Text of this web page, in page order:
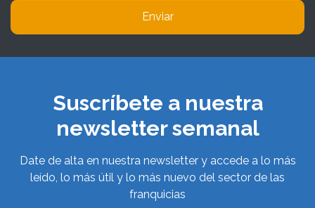
Enviar
Suscríbete a nuestra
newsletter semanal
Date de alta en nuestra newsletter y accede a lo más
leído, lo más útil y lo más nuevo del sector de las
franquicias